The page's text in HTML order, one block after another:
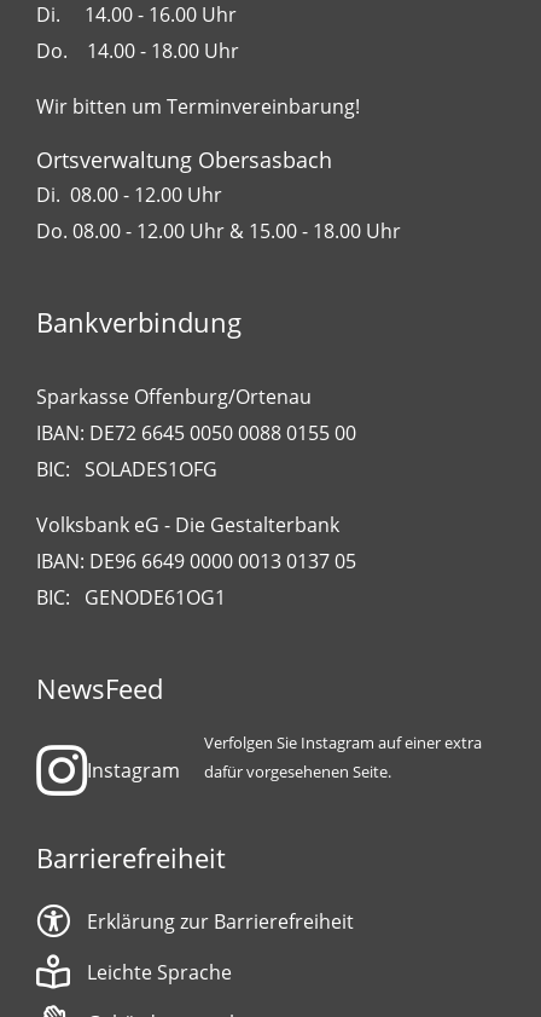
Di. 14.00 - 16.00 Uhr
Do. 14.00 - 18.00 Uhr
Wir bitten um Terminvereinbarung!
Ortsverwaltung Obersasbach
Di. 08.00 - 12.00 Uhr
Do. 08.00 - 12.00 Uhr & 15.00 - 18.00 Uhr
Bankverbindung
Sparkasse Offenburg/Ortenau
IBAN: DE72 6645 0050 0088 0155 00
BIC: SOLADES1OFG
Volksbank eG - Die Gestalterbank
IBAN: DE96 6649 0000 0013 0137 05
BIC: GENODE61OG1
NewsFeed
Instagram
Verfolgen Sie Instagram auf einer extra
dafür vorgesehenen Seite.
Barrierefreiheit
Erklärung zur Barrierefreiheit
Leichte Sprache